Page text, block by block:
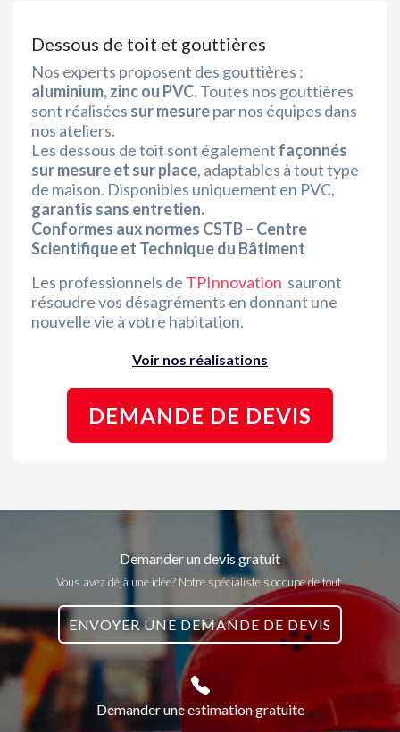
Dessous de toit et gouttières
Nos experts proposent des gouttières :
aluminium, zinc ou PVC.Toutes nos gouttières
sont réalisées sur mesurepar nos équipes dans
nos ateliers.
Les dessous de toit sont également façonnés
sur mesure et sur place, adaptables à tout type
de maison. Disponibles uniquement en PVC,
garantis sans entretien.
Conformes aux normes CSTB – Centre
Scientifique et Technique du Bâtiment
Les professionnels de TPInnovation sauront
résoudre vos désagréments en donnant une
nouvelle vie à votre habitation.
Voir nos réalisations
DEMANDE DE DEVIS
Demander un devis gratuit
Vous avez déjà une idée? Notre spécialiste s’occupe de tout.
ENVOYER UNE DEMANDE DE DEVIS
Demander une estimation gratuite